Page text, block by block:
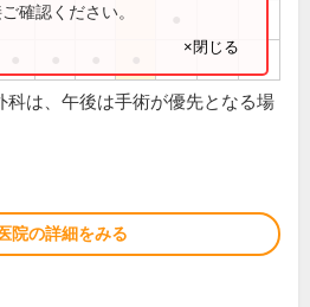
確認ください。
×閉じる
科は、午後は手術が優先となる場
院の詳細をみる